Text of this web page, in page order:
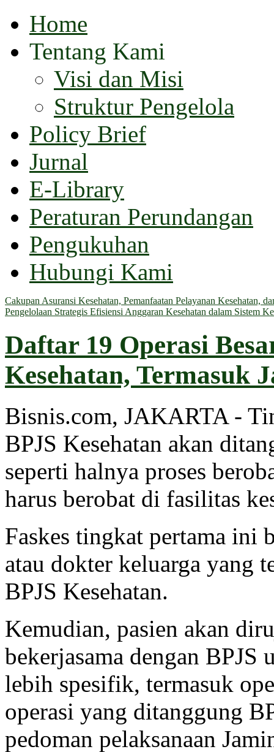
Home
Tentang Kami
Visi dan Misi
Struktur Pengelola
Policy Brief
Jurnal
E-Library
Peraturan Perundangan
Pengukuhan
Hubungi Kami
Cakupan Asuransi Kesehatan, Pemanfaatan Pelayanan Kesehatan,
Pengelolaan Strategis Efisiensi Anggaran Kesehatan dalam Sistem
Daftar 19 Operasi
Kesehatan, Termasuk
Bisnis.com, JAKARTA -
BPJS Kesehatan akan
seperti halnya proses
harus berobat di fasilitas
Faskes tingkat pertama ini
atau dokter keluarga yang
BPJS Kesehatan.
Kemudian, pasien akan
bekerjasama dengan BPJS
lebih spesifik, termasuk
operasi yang ditanggung
pedoman pelaksanaan